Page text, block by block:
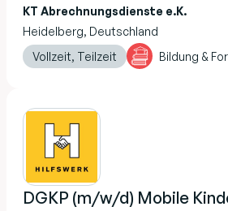
KT Abrechnungsdienste e.K.
Heidelberg, Deutschland
Vollzeit, Teilzeit
Bildung &
DGKP (m/w/d) Mobile